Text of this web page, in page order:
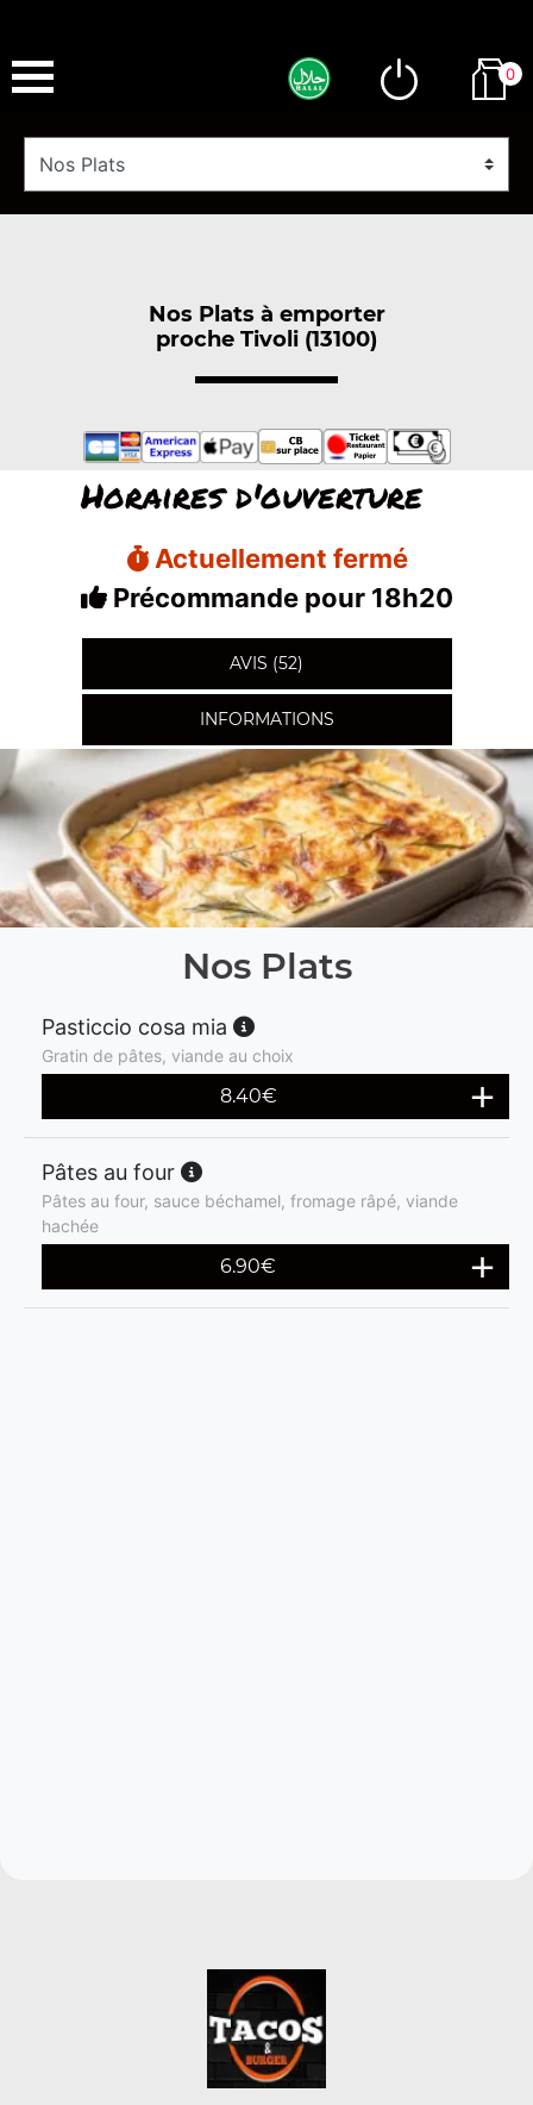
0
Nos Plats à emporter
proche Tivoli (13100)
Horaires d'ouverture
Actuellement fermé
Précommande pour 18h20
AVIS (52)
INFORMATIONS
Nos Plats
Pasticcio cosa mia
Gratin de pâtes, viande au choix
8.40€
Pâtes au four
Pâtes au four, sauce béchamel, fromage râpé, viande
hachée
6.90€